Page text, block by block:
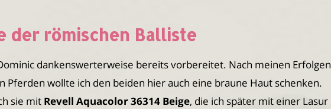
der römischen Balliste
dankenswerterweise bereits vorbereitet. Nach meinen Erfolgen
Pferden wollte ich den beiden hier auch eine braune Haut schenken.
sie mit Revell Aquacolor 36314 Beige, die ich später mit einer Lasur